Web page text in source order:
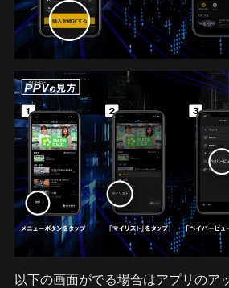
以下の画面がでる場合はアプリのア